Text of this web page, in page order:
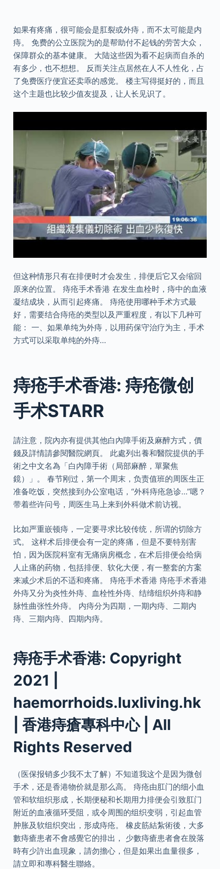
如果有疼痛，很可能会是肛裂或外痔，而不太可能是内
痔。 免费的公立医院为的是帮助付不起钱的劳苦大众，
保障群众的基本健康。 大陆这些因为看不起病而自杀的
有多少，也不想想。 反而关注点居然在人不人性化，占
了免费医疗便宜还卖乖的感觉。 楼主写得挺好的，而且
这个主题也比较少值友提及，让人长见识了。
但这种情形只有在排便时才会发生，排便后它又会缩回
原来的位置。 痔疮手术香港 在发生血栓时，痔中的血液
凝结成块，从而引起疼痛。 痔疮使用哪种手术方式最
好，需要结合痔疮的类型以及严重程度，有以下几种可
能： 一、如果单纯为外痔，以用药保守治疗为主，手术
方式可以采取单纯的外痔…
痔疮手术香港: 痔疮微创
手术STARR
請注意，院內亦有提供其他白內障手術及麻醉方式，價
錢及詳情請參閱醫院網頁。 此處列出養和醫院提供的手
術之中文名為「白內障手術（局部麻醉，單聚焦
鏡）」。 春节刚过，第一个周末，负责值班的周医生正
准备吃饭，突然接到办公室电话，“外科痔疮急诊…”嗯？
带着些许问号，周医生马上来到外科做术前访视。
比如严重嵌顿痔，一定要寻求比较传统，所谓的切除方
式。 这样术后排便会有一定的疼痛，但是不要特别害
怕，因为医院科室有无痛病房概念，在术后排便会给病
人止痛的药物，包括排便、软化大便，有一整套的方案
来减少术后的不适和疼痛。 痔疮手术香港 痔疮手术香港
外痔又分为炎性外痔、血栓性外痔、结缔组织外痔和静
脉性曲张性外痔。 内痔分为四期，一期内痔、二期内
痔、三期内痔、四期内痔。
痔疮手术香港: Copyright
2021 |
haemorrhoids.luxliving.hk
| 香港痔瘡專科中心 | All
Rights Reserved
（医保报销多少我不太了解）不知道我这个是因为微创
手术，还是香港物价就是那么高。 痔疮由肛门的细小血
管和软组织形成，长期便秘和长期用力排便会引致肛门
附近的血液循环受阻，或令周围的组织变弱，引起血管
肿胀及软组织突出，形成痔疮。 橡皮筋結紮術後，大多
數痔瘡患者不會感覺它的排出， 少數痔瘡患者會在脫落
時有少許出血現象，請勿擔心，但是如果出血量很多，
請立即和專科醫生聯絡。